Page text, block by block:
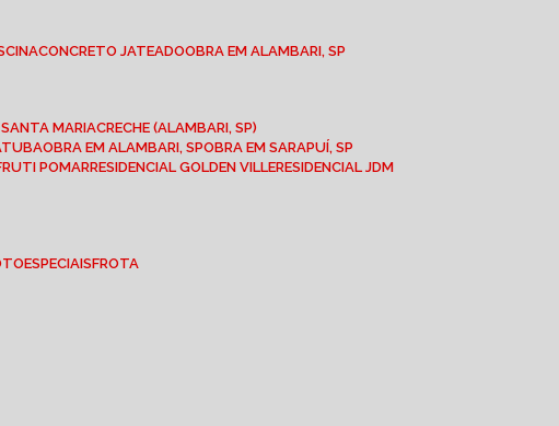
CONCRETO JATEADO
OBRA EM ALAMBARI, SP
SANTA MARIA
CRECHE (ALAMBARI, SP)
OBRA EM ALAMBARI, SP
OBRA EM SARAPUÍ, SP
POMAR RESIDENCIAL GOLDEN VILLE RESIDENCIAL JDM
ESPECIAIS FROTA